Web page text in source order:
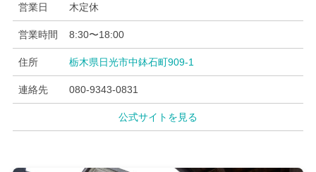
営業日 木定休
営業時間 8:30〜18:00
住所 栃木県日光市中鉢石町909-1
連絡先 080-9343-0831
公式サイトを見る